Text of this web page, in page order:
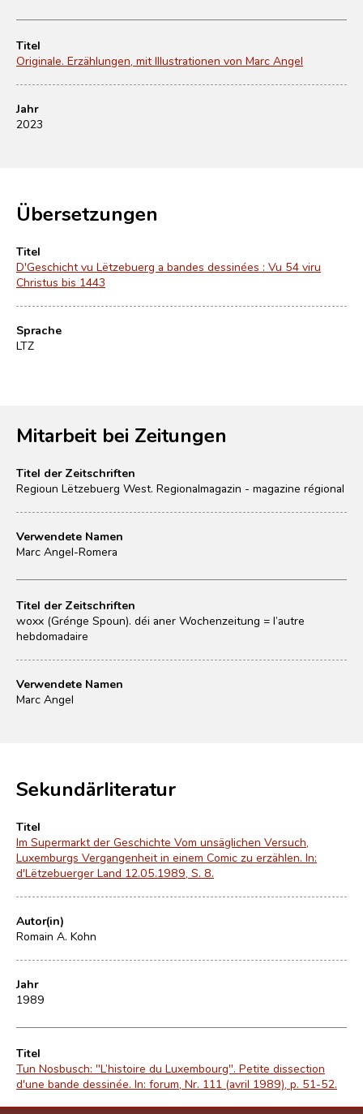
Titel
Originale. Erzählungen, mit Illustrationen von Marc Angel
Jahr
2023
Übersetzungen
Titel
D'Geschicht vu Lëtzebuerg a bandes dessinées : Vu 54 viru
Christus bis 1443
Sprache
LTZ
Mitarbeit bei Zeitungen
Titel der Zeitschriften
Regioun Lëtzebuerg West. Regionalmagazin - magazine régional
Verwendete Namen
Marc Angel-Romera
Titel der Zeitschriften
woxx (Grénge Spoun). déi aner Wochenzeitung = l’autre
hebdomadaire
Verwendete Namen
Marc Angel
Sekundärliteratur
Titel
Im Supermarkt der Geschichte Vom unsäglichen Versuch,
Luxemburgs Vergangenheit in einem Comic zu erzählen. In:
d'Lëtzebuerger Land 12.05.1989, S. 8.
Autor(in)
Romain A. Kohn
Jahr
1989
Titel
Tun Nosbusch: "L’histoire du Luxembourg". Petite dissection
d'une bande dessinée. In: forum, Nr. 111 (avril 1989), p. 51-52.